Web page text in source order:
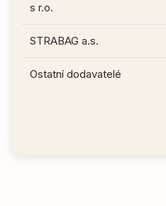
s r.o.
STRABAG a.s.
Ostatní dodavatelé